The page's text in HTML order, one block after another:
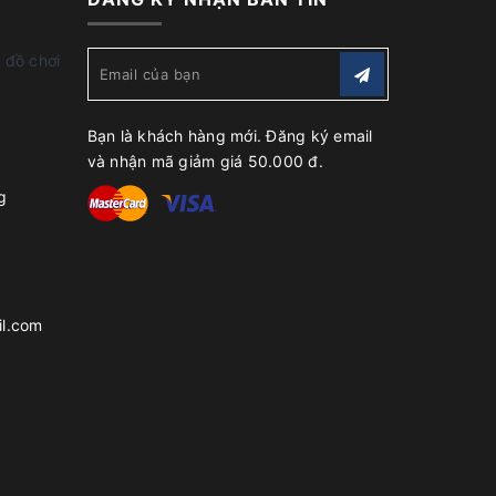
đồ chơi
Bạn là khách hàng mới. Đăng ký email
và nhận mã giảm giá 50.000 đ.